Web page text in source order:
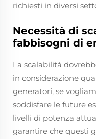
richiesti in diversi
Necessità di
fabbisogni di
La scalabilità
in considerazione
generatori, se
soddisfare le future
livelli di potenza
garantire che questi